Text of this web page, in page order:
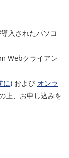
入されたパソコ
Webクライアン
に) および オンラ
上、お申し込みを